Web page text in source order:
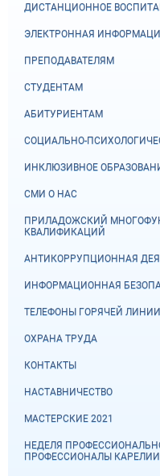
ДИСТАНЦИОННОЕ
ЭЛЕКТРОННАЯ
ПРЕПОДАВАТЕЛЯМ
СТУДЕНТАМ
АБИТУРИЕНТАМ
СОЦИАЛЬНО-
ИНКЛЮЗИВНОЕ
СМИ О НАС
ПРИЛАДОЖСКИЙ
КВАЛИФИКАЦИЙ
АНТИКОРРУПЦИОННАЯ
ИНФОРМАЦИОННАЯ
ТЕЛЕФОНЫ ГОРЯЧЕЙ
ОХРАНА ТРУДА
КОНТАКТЫ
НАСТАВНИЧЕСТВО
МАСТЕРСКИЕ 2021
НЕДЕЛЯ
ПРОФЕССИОНАЛЫ